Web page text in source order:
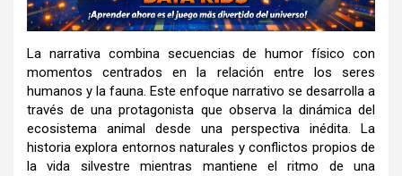
La narrativa combina secuencias de humor físico con
momentos centrados en la relación entre los seres
humanos y la fauna. Este enfoque narrativo se desarrolla a
través de una protagonista que observa la dinámica del
ecosistema animal desde una perspectiva inédita. La
historia explora entornos naturales y conflictos propios de
la vida silvestre mientras mantiene el ritmo de una